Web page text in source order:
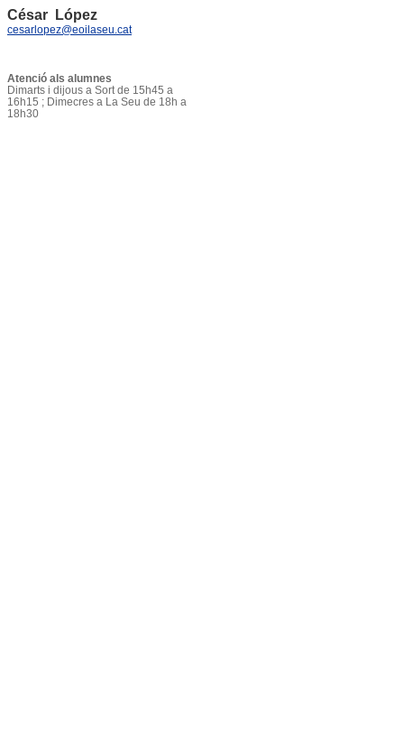
César López
cesarlopez@eoilaseu.cat
Atenció als alumnes
Dimarts i dijous a Sort de 15h45 a
16h15 ; Dimecres a La Seu de 18h a
18h30